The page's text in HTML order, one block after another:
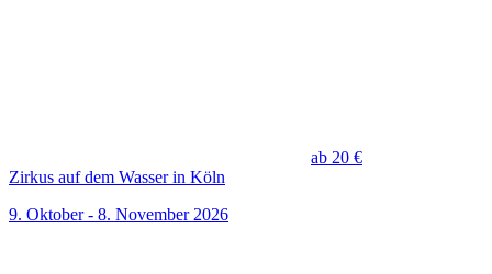
ab 20 €
Zirkus auf dem Wasser in Köln
9. Oktober - 8. November 2026